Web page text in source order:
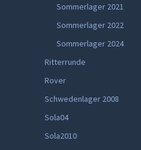
Sommerlager 2021
Sommerlager 2022
Sommerlager 2024
Ritterrunde
Rover
Schwedenlager 2008
Sola04
Sola2010